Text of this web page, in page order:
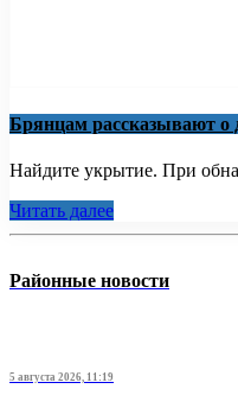
Брянцам рассказывают о
Найдите укрытие. При
Читать далее
Районные новости
5 августа 2026, 11:19